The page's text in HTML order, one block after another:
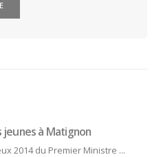
jeunes à Matignon
2014 du Premier Ministre ...